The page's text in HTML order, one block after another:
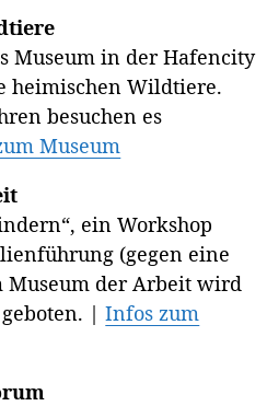
Museum in der Hafencity
heimischen Wildtiere.
besuchen es
Museum
ein Workshop
(gegen eine
Museum der Arbeit wird
|Infos zum